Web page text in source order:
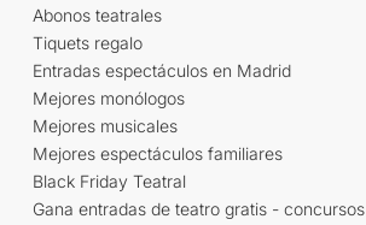
Abonos teatrales
Tiquets regalo
Entradas espectáculos en Madrid
Mejores monólogos
Mejores musicales
Mejores espectáculos familiares
Black Friday Teatral
Gana entradas de teatro gratis - concursos